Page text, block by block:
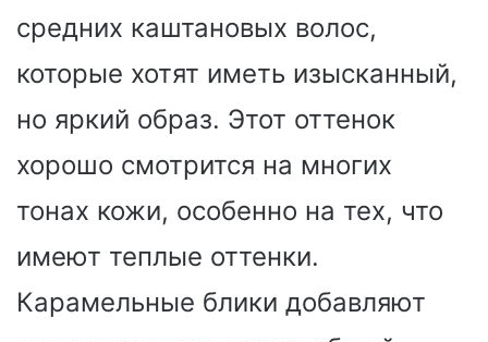
средних каштановых волос,
которые хотят иметь изысканный,
но яркий образ. Этот оттенок
хорошо смотрится на многих
тонах кожи, особенно на тех, что
имеют теплые оттенки.
Карамельные блики добавляют